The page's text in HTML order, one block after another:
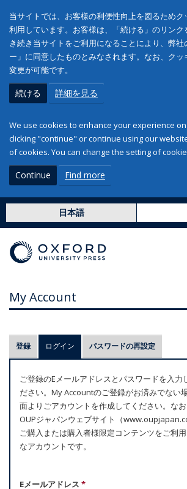
当サイトでは、お客様の利便性向上を図るため
利用しています。お客様は、「続ける」のリンク
き続き当サイトをご利用になることにより、弊
ー」に同意したものとみなされます。なお、クッ
変更が可能です。
続ける 詳細を見る
We use cookies to enhance your experience
clicking "continue" or continue using our
of cookies. You can change the setting of
Continue Find more
日本語
My Account
プ
ラ
マ
リ
ー
タ
ブ
登録 ログイン (アクティブなタブ)
パスワードの再設定
ご登録のEメールアドレスとパスワードを入力
ださい。My Accountのご登録がお済みでない
面よりごアカウントを作成してください。なお
OUPジャパンウェブサイト（
ご購入または購入者様限定コンテンツをご利
なアカウントです。
Eメールアドレス *